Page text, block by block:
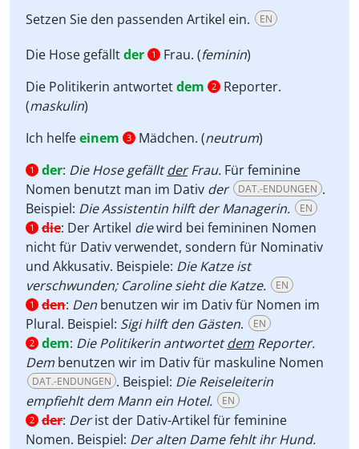
Setzen Sie den passenden Artikel ein. EN
Die Hose gefälltder 1 Frau. (feminin)
Die Politikerin antwortetdem 2
Reporter.
(maskulin)
Ich helfeeinem 3 Mädchen. (neutrum)
1 der: Die Hose gefälltderFrau. Für feminine
Nomen benutzt man im Dativ der DAT.-ENDUNGEN .
Beispiel: Die Assistentin hilft der Managerin. EN
1 die: Der Artikel diewird bei femininen Nomen
nicht für Dativ verwendet, sondern für Nominativ
und Akkusativ. Beispiele: Die Katze ist
verschwunden; Caroline sieht die Katze.
EN
1 den: Den benutzen wir im Dativ für Nomen im
Plural. Beispiel: Sigi hilft den Gästen. EN
2 dem: Die Politikerin antwortetdem Reporter.
Dem benutzen wir im Dativ für maskuline Nomen
DAT.-ENDUNGEN . Beispiel: Die Reiseleiterin
empfiehlt dem Mann ein Hotel.
EN
2 der: Derist der Dativ-Artikel für feminine
Nomen. Beispiel: Der alten Dame fehlt ihr Hund.